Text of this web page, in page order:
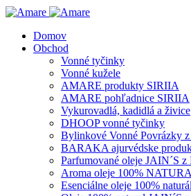
Domov
Obchod
Vonné tyčinky
Vonné kužele
AMARE produkty SIRIIA
AMARE pohľadnice SIRIIA
Vykurovadlá, kadidlá a živice
DHOOP vonné tyčinky
Bylinkové Vonné Povrázky
BARAKA ajurvédske
Parfumované oleje JAIN´S z
Aroma oleje 100%
Esenciálne oleje 100%